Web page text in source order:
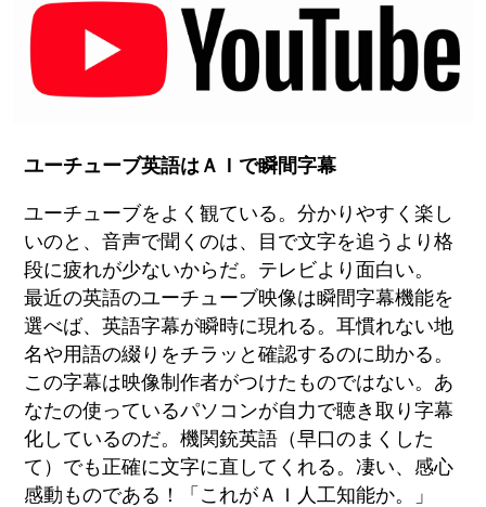
ユーチューブ英語はＡＩで瞬間字幕
ユーチューブをよく観ている。分かりやすく楽し
いのと、音声で聞くのは、目で文字を追うより格
段に疲れが少ないからだ。テレビより面白い。
最近の英語のユーチューブ映像は瞬間字幕機能を
選べば、英語字幕が瞬時に現れる。耳慣れない地
名や用語の綴りをチラッと確認するのに助かる。
この字幕は映像制作者がつけたものではない。あ
なたの使っているパソコンが自力で聴き取り字幕
化しているのだ。機関銃英語（早口のまくした
て）でも正確に文字に直してくれる。凄い、感心
感動ものである！「これがＡＩ人工知能か。」